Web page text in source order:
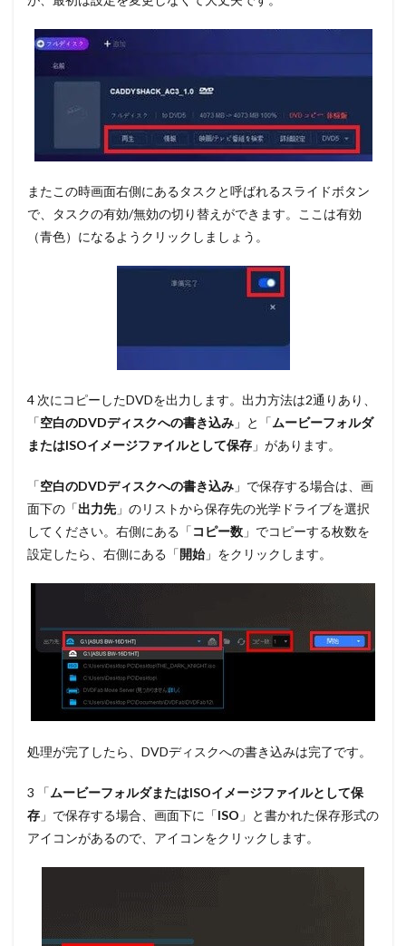
またこの時画面右側にあるタスクと呼ばれるスライドボタン
で、タスクの有効/無効の切り替えができます。ここは有効
（青色） になるようクリックしましょう。
4 次にコピーしたDVDを出力します。出力方法は2通りあり、
「空白のDVDディスクへの書き込み 」 と 「ムービーフォルダ
またはISOイメージファイルとして保存 」 があります。
「空白のDVDディスクへの書き込み 」 で保存する場合は、画
面下の 「出力先」 のリストから保存先の光学ドライブを選択
してください。右側にある 「コピー数 」 でコピーする枚数を
設定したら、右側にある 「開始 」 をクリックします。
処理が完了したら、DVDディスクへの書き込みは完了です。
3 「ムービーフォルダまたはISOイメージファイルとして保
存 」で保存する場合、画面下に 「ISO 」 と書かれた保存形式の
アイコンがあるので、アイコンをクリックします。